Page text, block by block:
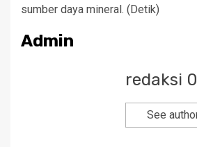
sumber daya mineral. (Detik)
Admin
redaksi
See